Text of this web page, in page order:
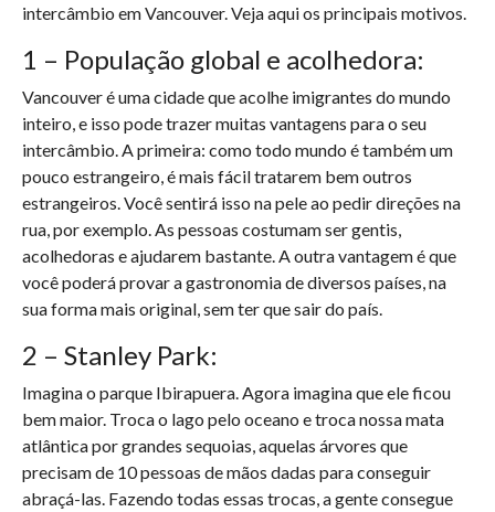
intercâmbio em Vancouver. Veja aqui os principais motivos.
1 – População global e acolhedora:
Vancouver é uma cidade que acolhe imigrantes do mundo
inteiro, e isso pode trazer muitas vantagens para o seu
intercâmbio. A primeira: como todo mundo é também um
pouco estrangeiro, é mais fácil tratarem bem outros
estrangeiros. Você sentirá isso na pele ao pedir direções na
rua, por exemplo. As pessoas costumam ser gentis,
acolhedoras e ajudarem bastante. A outra vantagem é que
você poderá provar a gastronomia de diversos países, na
sua forma mais original, sem ter que sair do país.
2 – Stanley Park:
Imagina o parque Ibirapuera. Agora imagina que ele ficou
bem maior. Troca o lago pelo oceano e troca nossa mata
atlântica por grandes sequoias, aquelas árvores que
precisam de 10 pessoas de mãos dadas para conseguir
abraçá-las. Fazendo todas essas trocas, a gente consegue